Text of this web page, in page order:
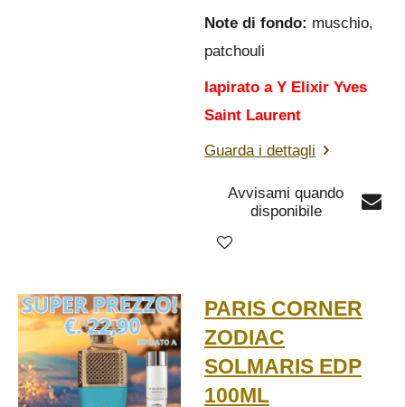
Note di fondo: muschio,
patchouli
Iapirato a Y Elixir Yves
Saint Laurent
Guarda i dettagli
Avvisami quando
disponibile
PARIS CORNER
ZODIAC
SOLMARIS EDP
100ML